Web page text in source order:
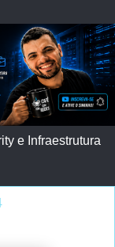
e Infraestrutura